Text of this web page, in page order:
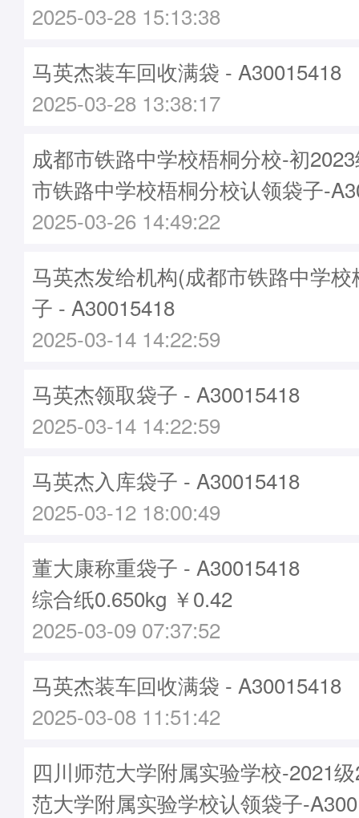
2025-03-28 15:13:38
马英杰装车回收满袋 - A30015418
2025-03-28 13:38:17
成都市铁路中学校梧桐分校-初
市铁路中学校梧桐分校认领袋子-
2025-03-26 14:49:22
马英杰发给机构(成都市铁路中学
子 - A30015418
2025-03-14 14:22:59
马英杰领取袋子 - A30015418
2025-03-14 14:22:59
马英杰入库袋子 - A30015418
2025-03-12 18:00:49
董大康称重袋子 - A30015418
综合纸0.650kg ￥0.42
2025-03-09 07:37:52
马英杰装车回收满袋 - A30015418
2025-03-08 11:51:42
四川师范大学附属实验学校-2021
范大学附属实验学校认领袋子-